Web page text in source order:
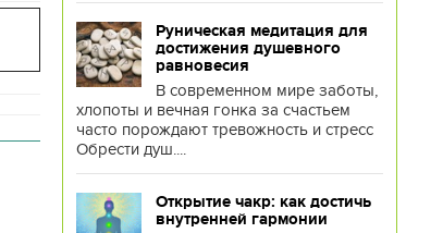
Руническая медитация для
достижения душевного
равновесия
В современном мире заботы,
хлопоты и вечная гонка за счастьем
часто порождают тревожность и стресс
Обрести душ....
Открытие чакр: как достичь
внутренней гармонии